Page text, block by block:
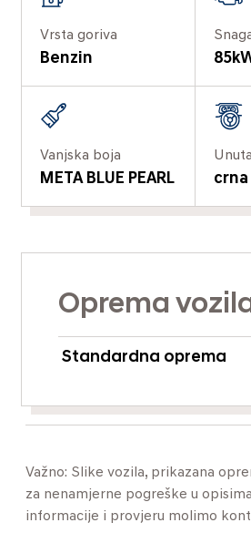
Vrsta goriva
Benzin
Vanjska boja
META BLUE PEARL crna
Oprema
Standardna oprema
Važno: Slike vozila, prikazana
za nenamjerne pogreške u
informacije i provjeru molimo